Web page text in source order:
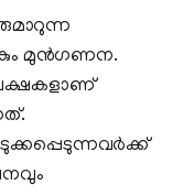
മുന്‍ഗണന.